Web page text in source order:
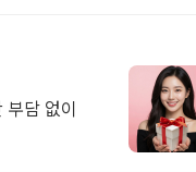
담 없이